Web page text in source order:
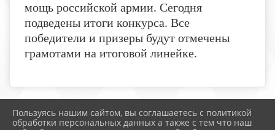
мощь российской армии. Сегодня
подведены итоги конкурса. Все
победители и призеры будут отмечены
грамотами на итоговой линейке.
2026 г. boldschool-rostov.ru
Пользуясь нашим сайтом, вы соглашаетесь с политикой
обработки персональных данных а также с тем что наш